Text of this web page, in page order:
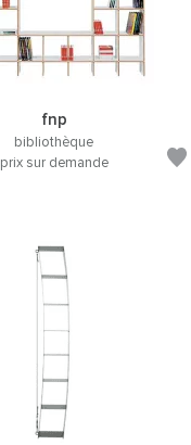
fnp
bibliothèque
prix sur demande